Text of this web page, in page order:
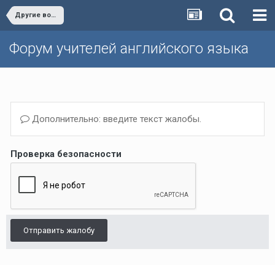
Другие вопросы (Темы, не вошедшие в другие разделы)/Other issues
Форум учителей английского языка
Дополнительно: введите текст жалобы.
Проверка безопасности
Отправить жалобу